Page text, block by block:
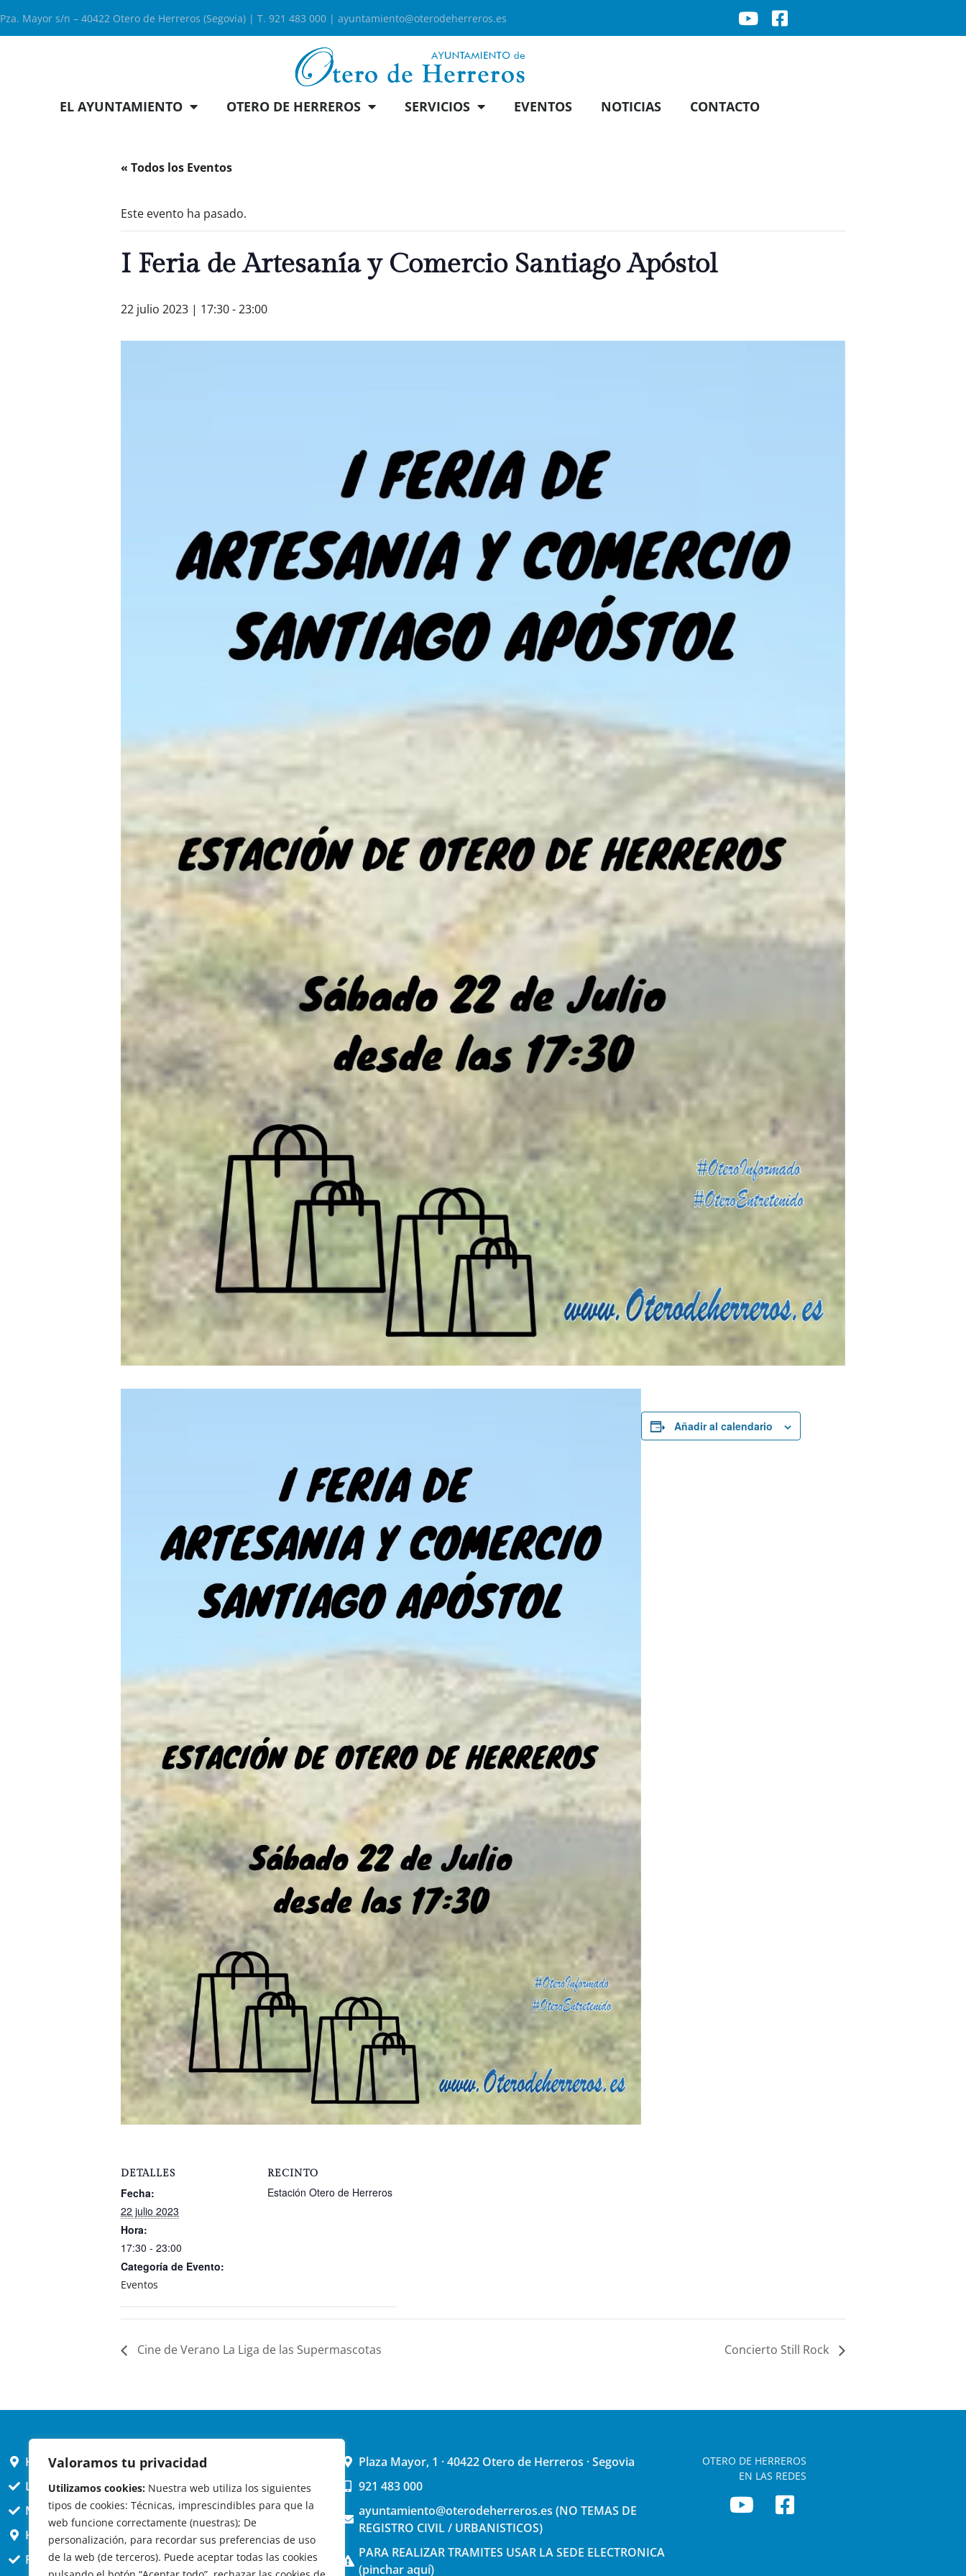
Valoramos tu privacidad
Utilizamos cookies: Nuestra web utiliza los siguientes
tipos de cookies: Técnicas, imprescindibles para que la
web funcione correctamente (nuestras); De
personalización, para recordar sus preferencias de uso
de la web (de terceros). Puede aceptar todas las cookies
Pza. Mayor s/n – 40422 Otero de Herreros (Segovia) | T. 921 483 000 | ayuntamiento@oterodeherreros.es
EL AYUNTAMIENTO OTERO DE HERREROS SERVICIOS EVENTOS NOTICIAS CONTACTO
« Todos los Eventos
Este evento ha pasado.
I Feria de Artesanía y Comercio Santiago Apóstol
22 julio 2023 | 17:30-23:00
Añadir al calendario
DETALLES
Fecha:
22 julio 2023
Hora:
17:30 - 23:00
Categoría de Evento:
Eventos
RECINTO
Estación Otero de Herreros
Cine de Verano La Liga de las Supermascotas Concierto Still Rock
HORARIO AYUNTAMIENTO
L,X,J,V 9 a 14h
MARTES cerrado atención presencial
HORARIO ARQUITECTO
Presencial jueves 12h a 14:30
Plaza Mayor, 1 · 40422 Otero de Herreros · Segovia
921 483 000
ayuntamiento@oterodeherreros.es (NO TEMAS DE
REGISTRO CIVIL / URBANISTICOS)
PARA REALIZAR TRAMITES USAR LA SEDE ELECTRONICA
(pinchar aquí)
OTERO DE HERREROS
EN LAS REDES